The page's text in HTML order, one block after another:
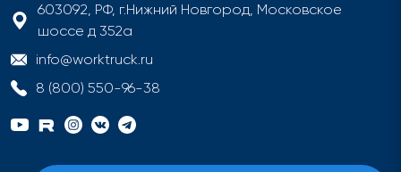
603092, РФ, г.Нижний Новгород, Московское
шоссе д 352а
info@worktruck.ru
8 (800) 550-96-38